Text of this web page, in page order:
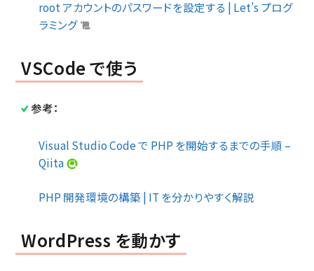
root アカウントのパスワードを設定する | Let’s プログ
ラミング
VSCode で使う
参考：
Visual Studio Code で PHP を開始するまでの手順 –
Qiita
PHP 開発環境の構築 | IT を分かりやすく解説
WordPress を動かす